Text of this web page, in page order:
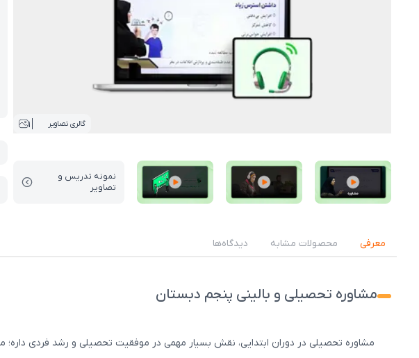
گالری تصاویر 1
نمونه تدریس‌ و
تصاویر
معرفی محصولات مشابه دیدگاه‌ها
مشاوره تحصیلی و بالینی پنجم دبستان
مشاوره تحصیلی در دوران ابتدایی، نقش بسیار مهمی در موفقیت تحصیلی و رشد فردی داره؛